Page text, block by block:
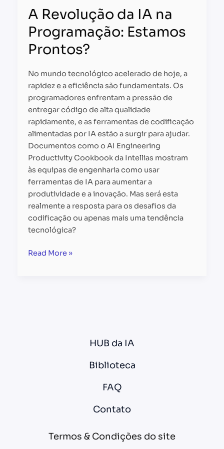
A Revolução da IA na
Programação: Estamos
Prontos?
No mundo tecnológico acelerado de hoje, a
rapidez e a eficiência são fundamentais. Os
programadores enfrentam a pressão de
entregar código de alta qualidade
rapidamente, e as ferramentas de codificação
alimentadas por IA estão a surgir para ajudar.
Documentos como o AI Engineering
Productivity Cookbook da Intellias mostram
às equipas de engenharia como usar
ferramentas de IA para aumentar a
produtividade e a inovação. Mas será esta
realmente a resposta para os desafios da
codificação ou apenas mais uma tendência
tecnológica?
Read More »
HUB da IA
Biblioteca
FAQ
Contato
Termos & Condições do site